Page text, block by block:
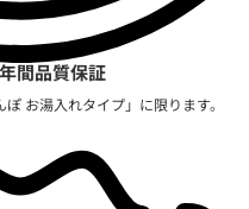
間品質保証
お湯入れタイプ」に限ります。